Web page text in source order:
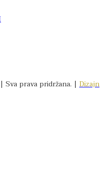
prava pridržana. | Dizajn